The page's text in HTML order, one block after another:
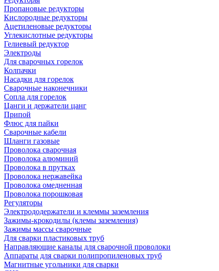
Пропановые редукторы
Кислородные редукторы
Ацетиленовые редукторы
Углекислотные редукторы
Гелиевый редуктор
Электроды
Для сварочных горелок
Колпачки
Насадки для горелок
Сварочные наконечники
Сопла для горелок
Цанги и держатели цанг
Припой
Флюс для пайки
Сварочные кабели
Шланги газовые
Проволока сварочная
Проволока алюминий
Проволока в прутках
Проволока нержавейка
Проволока омедненная
Проволока порошковая
Регуляторы
Электрододержатели и клеммы заземления
Зажимы-крокодилы (клемы заземления)
Зажимы массы сварочные
Для сварки пластиковых труб
Направляющие каналы для сварочной проволоки
Аппараты для сварки полипропиленовых труб
Магнитные угольники для сварки